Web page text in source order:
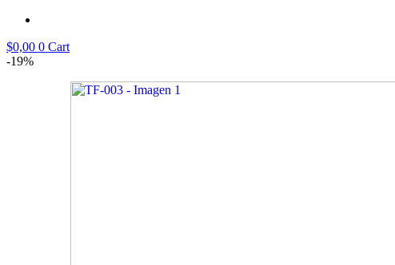
$0,00 0 Cart
-19%